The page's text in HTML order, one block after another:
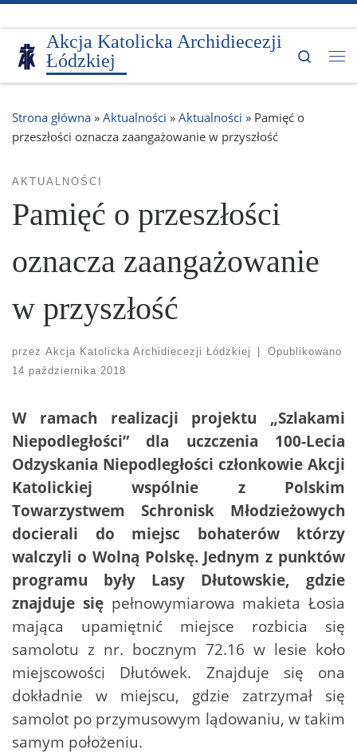
Przejdź do treści
Akcja Katolicka Archidiecezji
Łódzkiej
Search
Strona główna » Aktualności » Aktualności » Pamięć o
przeszłości oznacza zaangażowanie w przyszłość
AKTUALNOŚCI
Pamięć o przeszłości
oznacza zaangażowanie
w przyszłość
przez Akcja Katolicka Archidiecezji Łódzkiej
Opublikowano
14 października 2018
W ramach realizacji projektu „Szlakami
Niepodległości” dla uczczenia 100-Lecia
Odzyskania Niepodległości członkowie Akcji
Katolickiej wspólnie z Polskim
Towarzystwem Schronisk Młodzieżowych
docierali do miejsc bohaterów którzy
walczyli o Wolną Polskę. Jednym z punktów
programu były Lasy Dłutowskie, gdzie
znajduje się pełnowymiarowa makieta Łosia
mająca upamiętnić miejsce rozbicia się
samolotu z nr. bocznym 72.16 w lesie koło
miejscowości Dłutówek. Znajduje się ona
dokładnie w miejscu, gdzie zatrzymał się
samolot po przymusowym lądowaniu, w takim
samym położeniu.